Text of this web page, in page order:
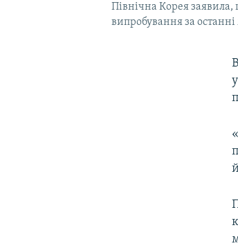
Північна Корея заявила,
випробування за останні